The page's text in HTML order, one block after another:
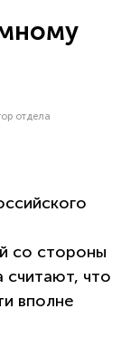
отдела
со стороны
считают, что
вполне